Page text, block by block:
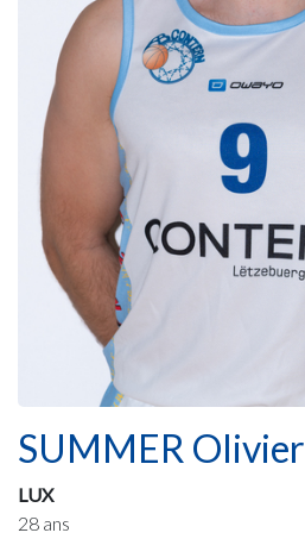
SUMMER Olivier
LUX
28 ans